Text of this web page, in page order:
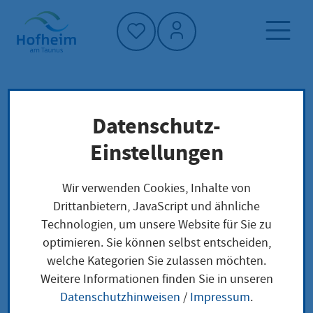
Startseite"
Dienstleistung-Finder
Lokale Anliegen
Genehmigung zur Beschäftigung einer
schwangeren oder stillenden Frau zwischen 20
und 22 Uhr beantragen
Genehmigung zur
Beschäftigung einer
Datenschutz-
Einstellungen
Wir verwenden Cookies, Inhalte von
Drittanbietern, JavaScript und ähnliche
Technologien, um unsere Website für Sie zu
optimieren. Sie können selbst entscheiden,
welche Kategorien Sie zulassen möchten.
Weitere Informationen finden Sie in unseren
Datenschutzhinweisen / Impressum.